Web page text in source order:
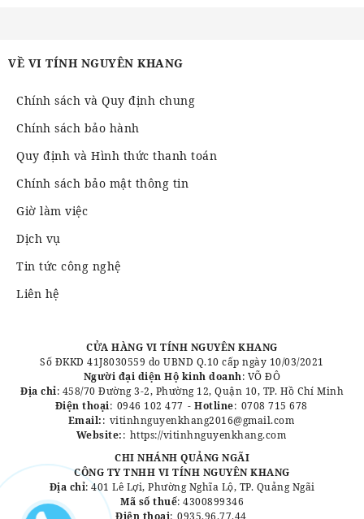
VỀ VI TÍNH NGUYÊN KHANG
Chính sách và Quy định chung
Chính sách bảo hành
Quy định và Hình thức thanh toán
Chính sách bảo mật thông tin
Giờ làm việc
Dịch vụ
Tin tức công nghệ
Liên hệ
CỬA HÀNG VI TÍNH NGUYÊN KHANG
Số ĐKKD 41J8030559 do UBND Q.10 cấp ngày 10/03/2021
Người đại diện Hộ kinh doanh: VÕ ĐÔ
Địa chỉ: 458/70 Đường 3-2, Phường 12, Quận 10, TP. Hồ Chí Minh
Điện thoại: 0946 102 477 - Hotline: 0708 715 678
Email:: vitinhnguyenkhang2016@gmail.com
Website:: https://vitinhnguyenkhang.com
CHI NHÁNH QUẢNG NGÃI
CÔNG TY TNHH VI TÍNH NGUYÊN KHANG
Địa chỉ: 401 Lê Lợi, Phường Nghĩa Lộ, TP. Quảng Ngãi
Mã số thuế: 4300899346
Điện thoại: 0935.96.77.44